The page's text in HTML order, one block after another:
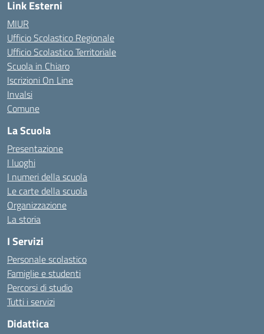
Link Esterni
MIUR
Ufficio Scolastico Regionale
Ufficio Scolastico Territoriale
Scuola in Chiaro
Iscrizioni On Line
Invalsi
Comune
La Scuola
Presentazione
I luoghi
I numeri della scuola
Le carte della scuola
Organizzazione
La storia
I Servizi
Personale scolastico
Famiglie e studenti
Percorsi di studio
Tutti i servizi
Didattica